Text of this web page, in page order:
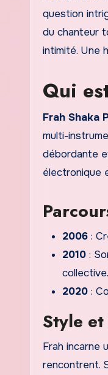
question
du chanteur
intimité. Une
Qui
Frah Shaka
multi-
débordante
électronique
2006 :
2010 :
collective.
2020 :
Style
Frah incarne
rencontrent.